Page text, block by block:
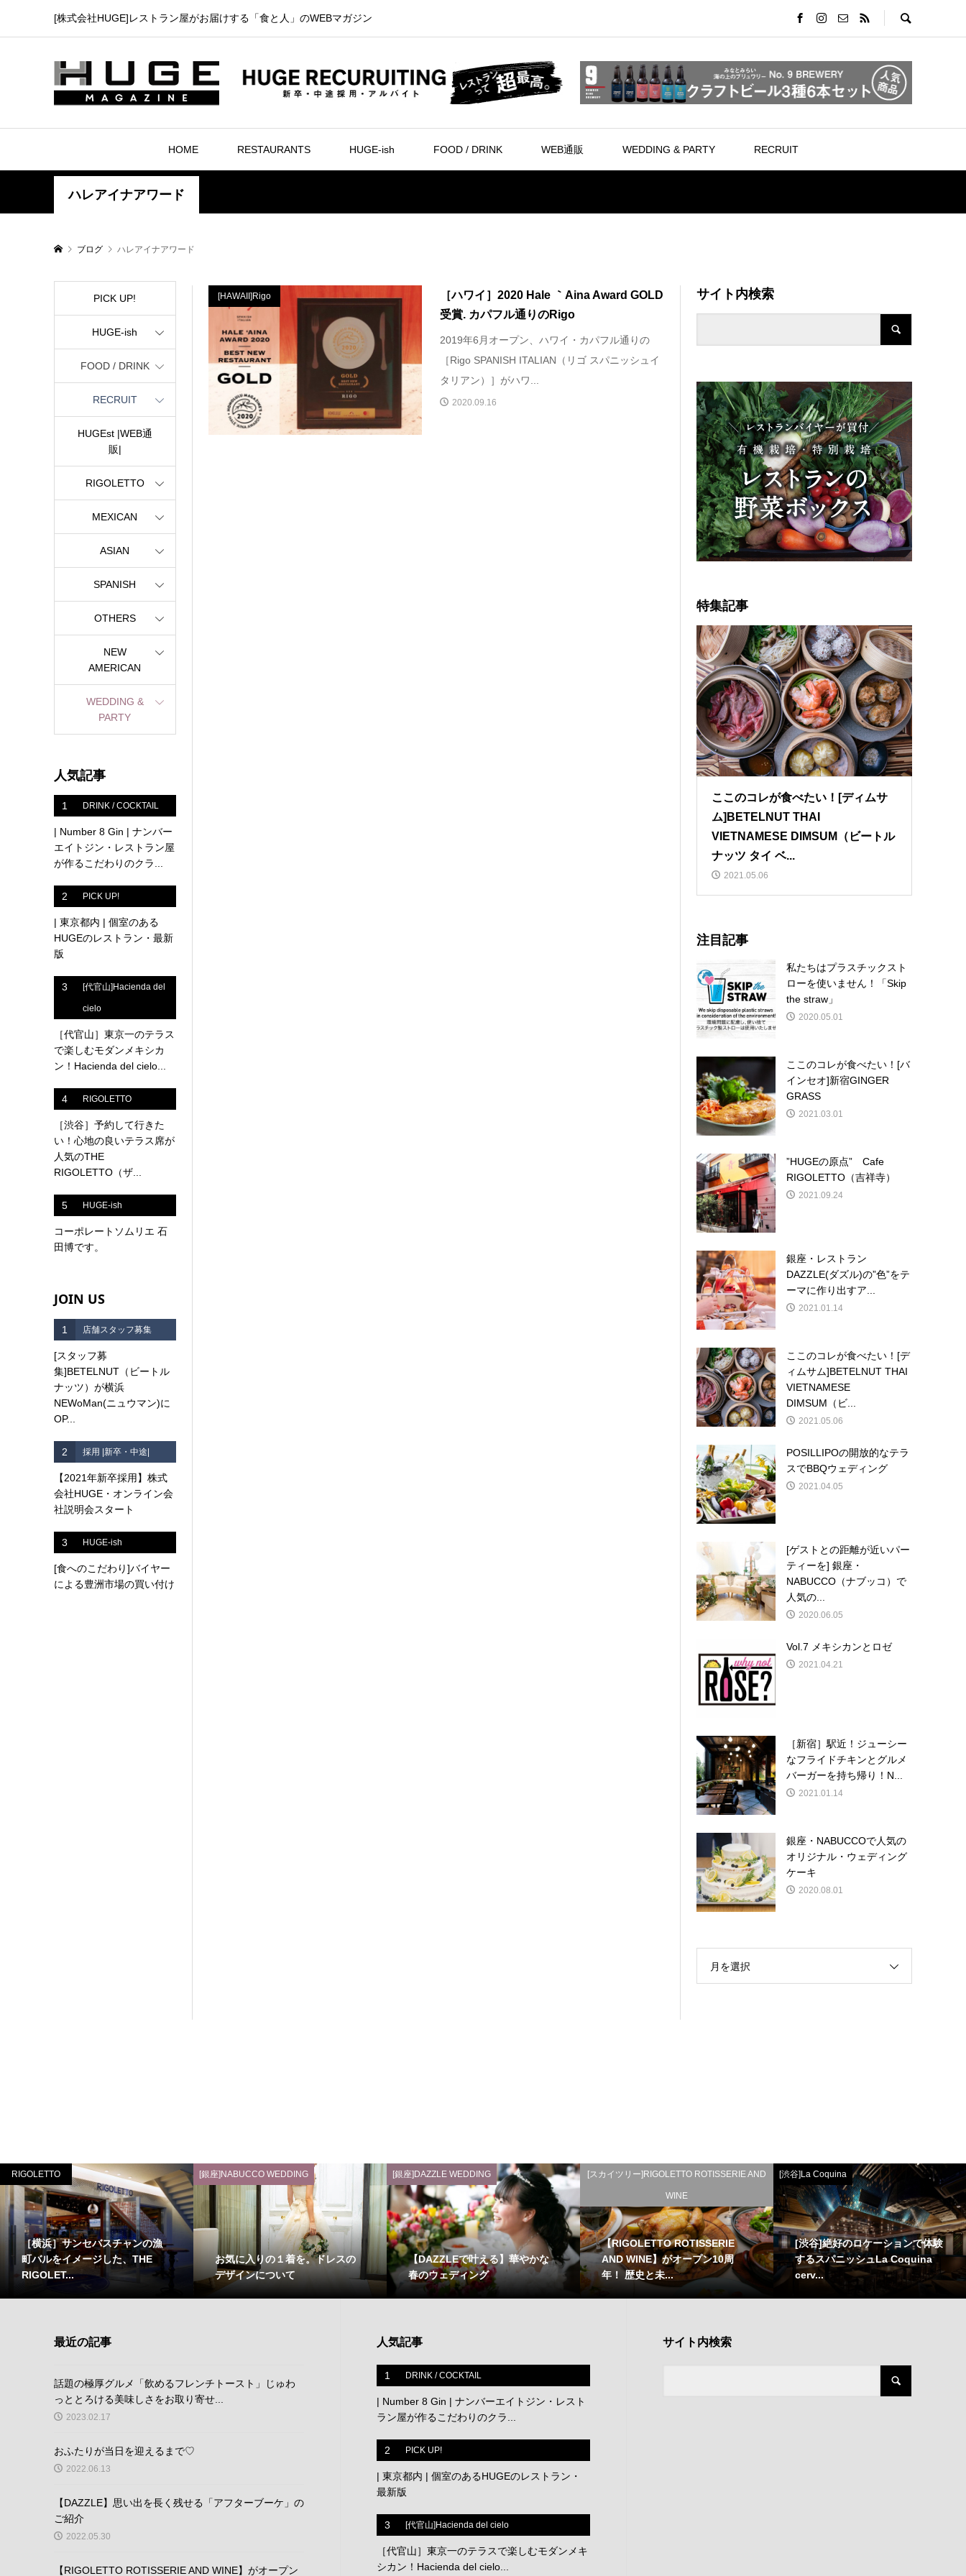
[株式会社HUGE]レストラン屋がお届けする「食と人」のWEBマガジン
HOME RESTAURANTS HUGE-ish FOOD / DRINK WEB通販 WEDDING & PARTY RECRUIT
ハレアイナアワード
ブログ ハレアイナアワード
[HAWAII]Rigo
［ハワイ］2020 Hale ｀Aina Award GOLD
受賞. カパフル通りのRigo
2019年6月オープン、ハワイ・カパフル通りの
［Rigo SPANISH ITALIAN（リゴ スパニッシュイ
タリアン）］がハワ...
2020.09.16
PICK UP!
HUGE-ish
FOOD / DRINK
RECRUIT
HUGEst |WEB通
販|
RIGOLETTO
MEXICAN
ASIAN
SPANISH
OTHERS
NEW
AMERICAN
WEDDING &
PARTY
人気記事
1 DRINK / COCKTAIL
| Number 8 Gin | ナンバー
エイトジン・レストラン屋
が作るこだわりのクラ...
2 PICK UP!
| 東京都内 | 個室のある
HUGEのレストラン・最新
版
3 [代官山]Hacienda del
cielo
［代官山］東京一のテラス
で楽しむモダンメキシカ
ン！Hacienda del cielo...
4 RIGOLETTO
［渋谷］予約して行きた
い！心地の良いテラス席が
人気のTHE
RIGOLETTO（ザ...
5 HUGE-ish
コーポレートソムリエ 石
田博です。
JOIN US
1 店舗スタッフ募集
[スタッフ募
集]BETELNUT（ビートル
ナッツ）が横浜
NEWoMan(ニュウマン)に
OP...
2 採用 |新卒・中途|
【2021年新卒採用】株式
会社HUGE・オンライン会
社説明会スタート
3 HUGE-ish
[食へのこだわり]バイヤー
による豊洲市場の買い付け
サイト内検索
特集記事
ここのコレが食べたい！[ディムサ
ム]BETELNUT THAI
VIETNAMESE DIMSUM（ビートル
ナッツ タイ ベ...
2021.05.06
注目記事
私たちはプラスチックスト
ローを使いません！「Skip
the straw」
2020.05.01
ここのコレが食べたい！[バ
インセオ]新宿GINGER
GRASS
2021.03.01
”HUGEの原点” Cafe
RIGOLETTO（吉祥寺）
2021.09.24
銀座・レストラン
DAZZLE(ダズル)の”色”をテ
ーマに作り出すア...
2021.01.14
ここのコレが食べたい！[デ
ィムサム]BETELNUT THAI
VIETNAMESE
DIMSUM（ビ...
2021.05.06
POSILLIPOの開放的なテラ
スでBBQウェディング
2021.04.05
[ゲストとの距離が近いパー
ティーを] 銀座・
NABUCCO（ナブッコ）で
人気の...
2020.06.05
Vol.7 メキシカンとロゼ
2021.04.21
［新宿］駅近！ジューシー
なフライドチキンとグルメ
バーガーを持ち帰り！N...
2021.01.14
銀座・NABUCCOで人気の
オリジナル・ウェディング
ケーキ
2020.08.01
月を選択
RIGOLETTO
［横浜］サンセバスチャンの漁
町バルをイメージした、THE
RIGOLET...
[銀座]NABUCCO WEDDING
お気に入りの１着を。ドレスの
デザインについて
[銀座]DAZZLE WEDDING
【DAZZLEで叶える】華やかな
春のウェディング
[スカイツリー]RIGOLETTO ROTISSERIE AND
WINE
【RIGOLETTO ROTISSERIE
AND WINE】がオープン10周
年！ 歴史と未...
[渋谷]La Coquina
[渋谷]絶好のロケーションで体験
するスパニッシュLa Coquina
cerv...
最近の記事
話題の極厚グルメ「飲めるフレンチトースト」じゅわ
っととろける美味しさをお取り寄せ...
2023.02.17
おふたりが当日を迎えるまで♡
2022.06.13
【DAZZLE】思い出を長く残せる「アフターブーケ」の
ご紹介
2022.05.30
【RIGOLETTO ROTISSERIE AND WINE】がオープン
人気記事
1 DRINK / COCKTAIL
| Number 8 Gin | ナンバーエイトジン・レスト
ラン屋が作るこだわりのクラ...
2 PICK UP!
| 東京都内 | 個室のあるHUGEのレストラン・
最新版
3 [代官山]Hacienda del cielo
［代官山］東京一のテラスで楽しむモダンメキ
シカン！Hacienda del cielo...
サイト内検索